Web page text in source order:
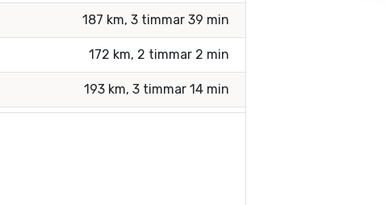
187 km, 3 timmar 39 min
172 km, 2 timmar 2 min
193 km, 3 timmar 14 min